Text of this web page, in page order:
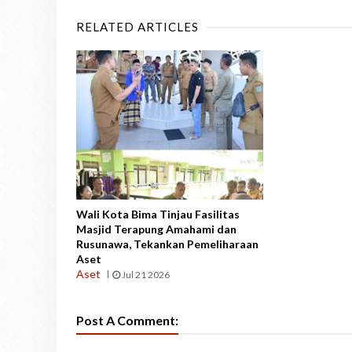
RELATED ARTICLES
Wali Kota Bima Tinjau Fasilitas
Masjid Terapung Amahami dan
Rusunawa, Tekankan Pemeliharaan
Aset
Aset
Jul 21 2026
Post A Comment: